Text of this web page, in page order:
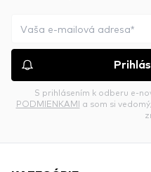
S prihlásením k odberu e-
PODMIENKAMI a som si